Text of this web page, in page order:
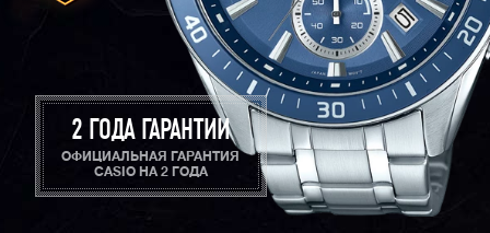
2 ГОДА ГАРАНТИИ
ОФИЦИАЛЬНАЯ ГАРАНТИЯ
CASIO НА 2 ГОДА